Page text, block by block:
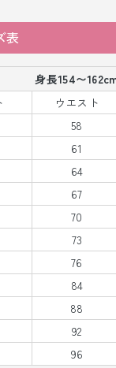
表
身長154〜
ウエスト
58
61
64
67
70
73
76
84
88
92
96